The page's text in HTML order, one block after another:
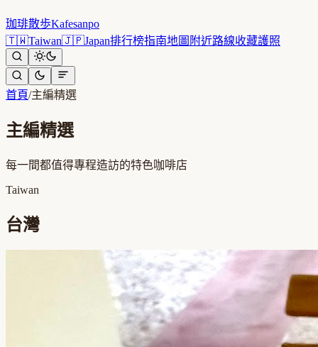
珈琲散歩Kafesanpo
🇹🇼Taiwan🇯🇵Japan排行榜指南地圖 附近路線收藏護照
首頁/主編精選
主編精選
每一間都值得專程造訪的特色咖啡店
Taiwan
台灣